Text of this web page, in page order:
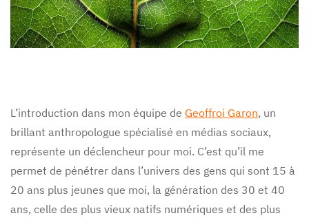
L’introduction dans mon équipe de Geoffroi Garon, un
brillant anthropologue spécialisé en médias sociaux,
représente un déclencheur pour moi. C’est qu’il me
permet de pénétrer dans l’univers des gens qui sont 15 à
20 ans plus jeunes que moi, la génération des 30 et 40
ans, celle des plus vieux natifs numériques et des plus